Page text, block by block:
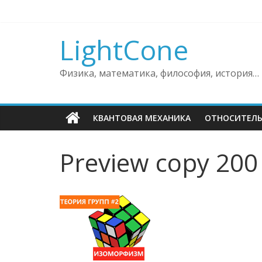
LightCone
Физика, математика, философия, история…
КВАНТОВАЯ МЕХАНИКА
Preview copy 200